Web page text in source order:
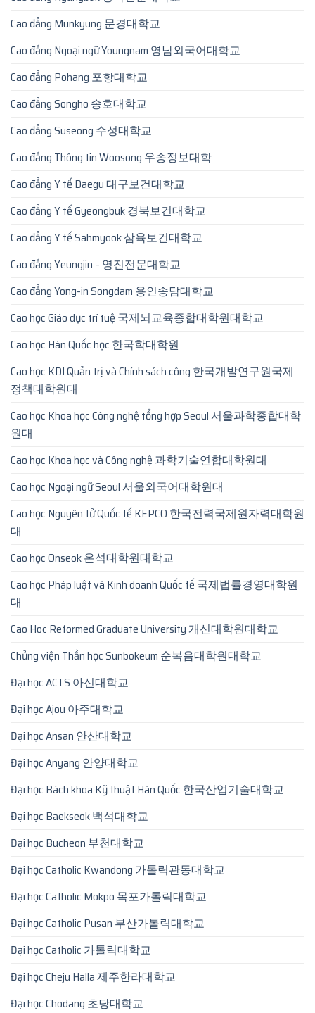
Cao đẳng Munkyung 문경대학교
Cao đẳng Ngoại ngữ Youngnam 영남외국어대학교
Cao đẳng Pohang 포항대학교
Cao đẳng Songho 송호대학교
Cao đẳng Suseong 수성대학교
Cao đẳng Thông tin Woosong 우송정보대학
Cao đẳng Y tế Daegu 대구보건대학교
Cao đẳng Y tế Gyeongbuk 경북보건대학교
Cao đẳng Y tế Sahmyook 삼육보건대학교
Cao đẳng Yeungjin – 영진전문대학교
Cao đẳng Yong-in Songdam 용인송담대학교
Cao học Giáo dục trí tuệ 국제뇌교육종합대학원대학교
Cao học Hàn Quốc học 한국학대학원
Cao học KDI Quản trị và Chính sách công 한국개발연구원국제
정책대학원대
Cao học Khoa học Công nghệ tổng hợp Seoul 서울과학종합대학
원대
Cao học Khoa học và Công nghệ 과학기술연합대학원대
Cao học Ngoại ngữ Seoul 서울외국어대학원대
Cao học Nguyên tử Quốc tế KEPCO 한국전력국제원자력대학원
대
Cao học Onseok 온석대학원대학교
Cao học Pháp luật và Kinh doanh Quốc tế 국제법률경영대학원
대
Cao Hoc Reformed Graduate University 개신대학원대학교
Chủng viện Thần học Sunbokeum 순복음대학원대학교
Đại học ACTS 아신대학교
Đại học Ajou 아주대학교
Đại học Ansan 안산대학교
Đại học Anyang 안양대학교
Đại học Bách khoa Kỹ thuật Hàn Quốc 한국산업기술대학교
Đại học Baekseok 백석대학교
Đại học Bucheon 부천대학교
Đại học Catholic Kwandong 가톨릭관동대학교
Đại học Catholic Mokpo 목포가톨릭대학교
Đại học Catholic Pusan 부산가톨릭대학교
Đại học Catholic 가톨릭대학교
Đại học Cheju Halla 제주한라대학교
Đại học Chodang 초당대학교